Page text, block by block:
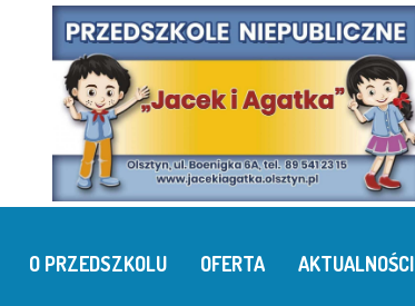
O PRZEDSZKOLU OFERTA AKTUALNOŚCI